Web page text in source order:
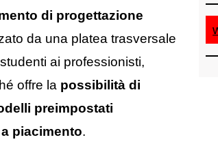
di progettazione
da una platea trasversale
ai professionisti,
offre la possibilità di
preimpostati
piacimento.